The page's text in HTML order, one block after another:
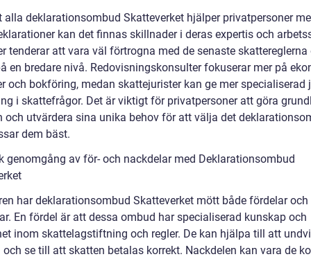
alla deklarationsombud Skatteverket hjälper privatpersoner
kan det finnas skillnader i deras expertis och
tenderar att vara väl förtrogna med de senaste skattereglerna
en bredare nivå. Redovisningskonsulter fokuserar mer på
och bokföring, medan skattejurister kan ge mer specialiserad
i skattefrågor. Det är viktigt för privatpersoner att göra
och utvärdera sina unika behov för att välja det
dem bäst.
genomgång av för- och nackdelar med Deklarationsombud
har deklarationsombud Skatteverket mött både fördelar och
En fördel är att dessa ombud har specialiserad kunskap och
inom skattelagstiftning och regler. De kan hjälpa till att
se till att skatten betalas korrekt. Nackdelen kan vara de